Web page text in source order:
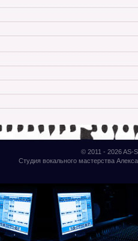
© 2011 - 2026AS-
Студия вокального мастерства